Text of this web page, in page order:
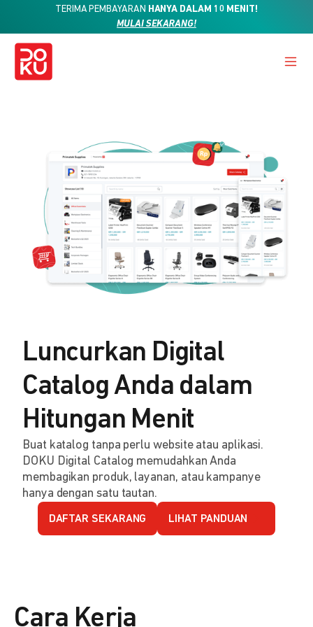
TERIMA PEMBAYARAN HANYA DALAM 10 MENIT!
MULAI SEKARANG!
Luncurkan Digital
Catalog Anda dalam
Hitungan Menit
Buat katalog tanpa perlu website atau aplikasi.
DOKU Digital Catalog memudahkan Anda
membagikan produk, layanan, atau kampanye
hanya dengan satu tautan.
DAFTAR SEKARANG LIHAT PANDUAN
Cara Kerja